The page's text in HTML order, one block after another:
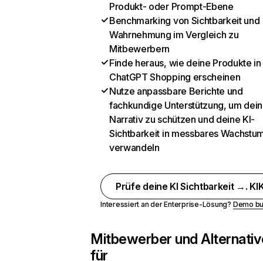
Produkt- oder Prompt-Ebene
Benchmarking von Sichtbarkeit und
Wahrnehmung im Vergleich zu
Mitbewerbern
Finde heraus, wie deine Produkte in
ChatGPT Shopping erscheinen
Nutze anpassbare Berichte und
fachkundige Unterstützung, um dein
Narrativ zu schützen und deine KI-
Sichtbarkeit in messbares
verwandeln
Prüfe deine KI Sichtbarkeit →.
Interessiert an der Enterprise-Lösung? Demo
Mitbewerber und
für